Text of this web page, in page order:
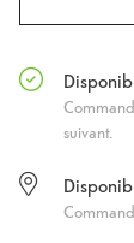
suivant.